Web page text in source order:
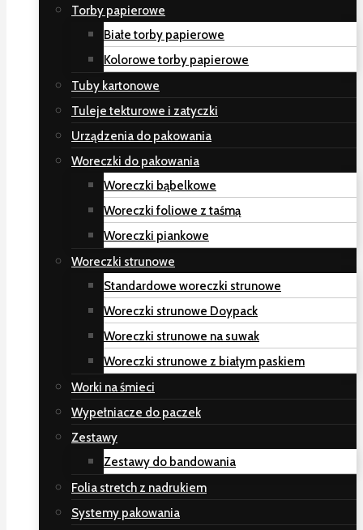
Torby papierowe
Białe torby papierowe
Kolorowe torby papierowe
Tuby kartonowe
Tuleje tekturowe i zatyczki
Urządzenia do pakowania
Woreczki do pakowania
Woreczki bąbelkowe
Woreczki foliowe z taśmą
Woreczki piankowe
Woreczki strunowe
Standardowe woreczki strunowe
Woreczki strunowe Doypack
Woreczki strunowe na suwak
Woreczki strunowe z białym paskiem
Worki na śmieci
Wypełniacze do paczek
Zestawy
Zestawy do bandowania
Folia stretch z nadrukiem
Systemy pakowania